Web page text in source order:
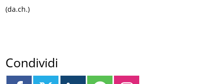
(da.ch.)
Condividi